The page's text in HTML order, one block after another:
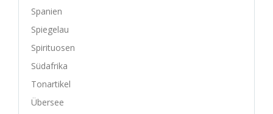
Spanien
Spiegelau
Spirituosen
Südafrika
Tonartikel
Übersee